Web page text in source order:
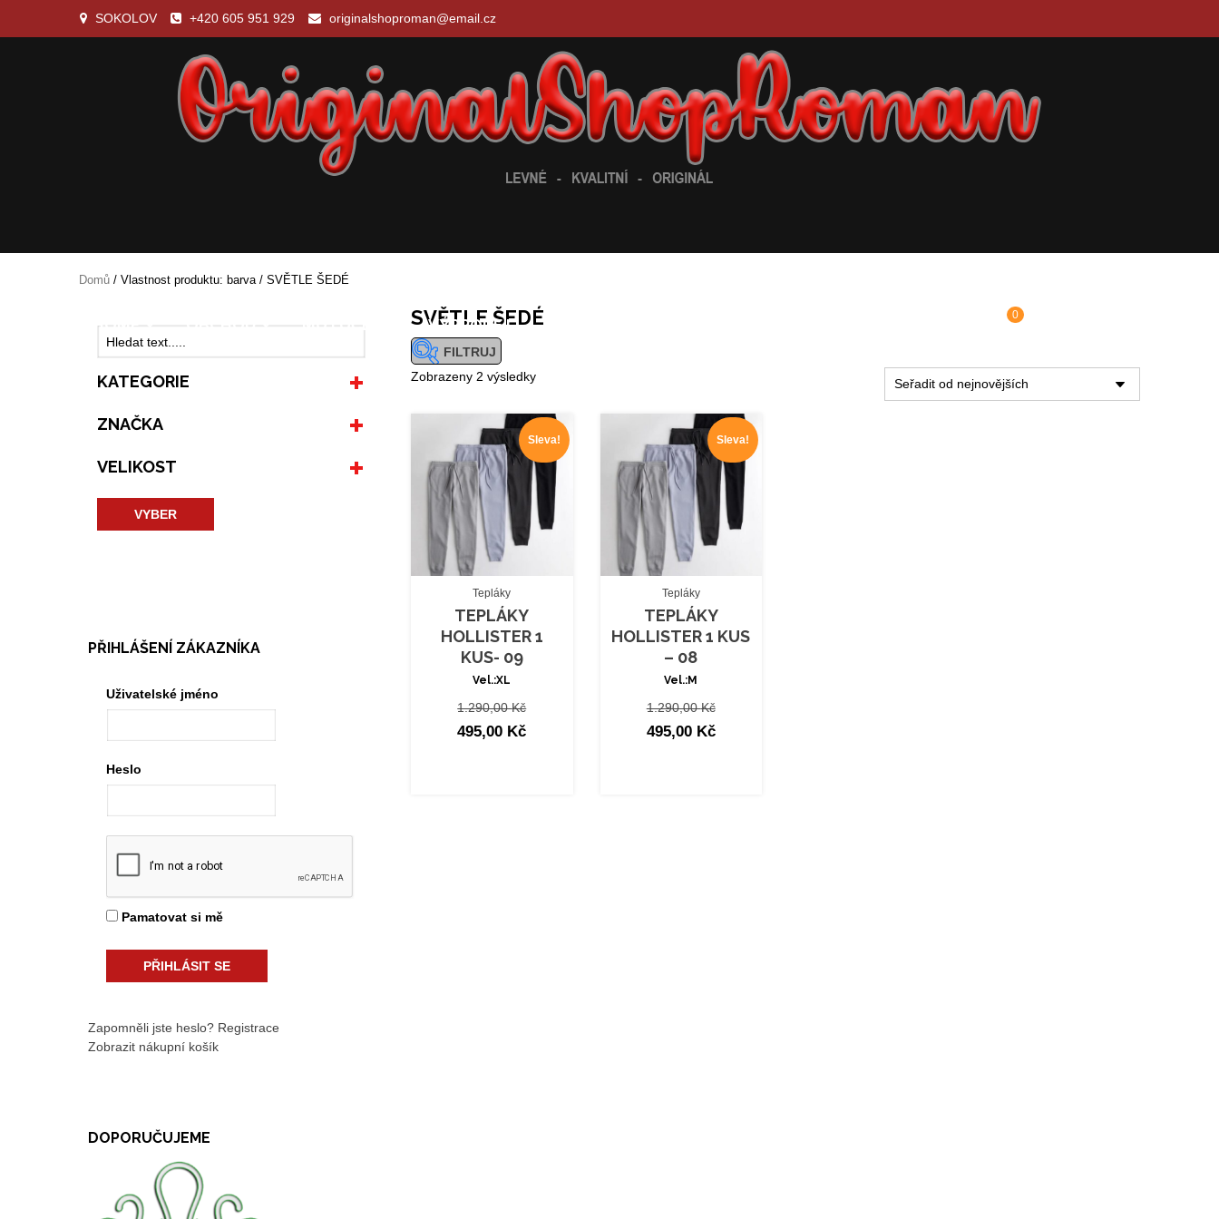
SOKOLOV +420 605 951 929 originalshoproman@email.cz
HOME VÝPRODEJ !
0
Domů / Vlastnost produktu: barva / SVĚTLE ŠEDÉ
SVĚTLE ŠEDÉ
FILTRUJ
ZNAČKA
VELIKOST
Zobrazeny 2 výsledkySeřazeno
nejnovějších
Sleva!
Tepláky
TEPLÁKY
HOLLISTER 1
KUS- 09
Vel.:XL
1.290,00KčPůvodní
cena
495,00 Kč
Sleva!
Tepláky
TEPLÁKY
HOLLISTER 1 KUS
– 08
Vel.:M
1.290,00KčPůvodní
cena
495,00 Kč
KATEGORIE
ZNAČKA
VELIKOST
VYBER
PŘIHLÁŠENÍ ZÁKAZNÍKA
Uživatelské jméno
Heslo
Pamatovat si mě
Zapomněli jste heslo? Registrace
Zobrazit nákupní košík
DOPORUČUJEME